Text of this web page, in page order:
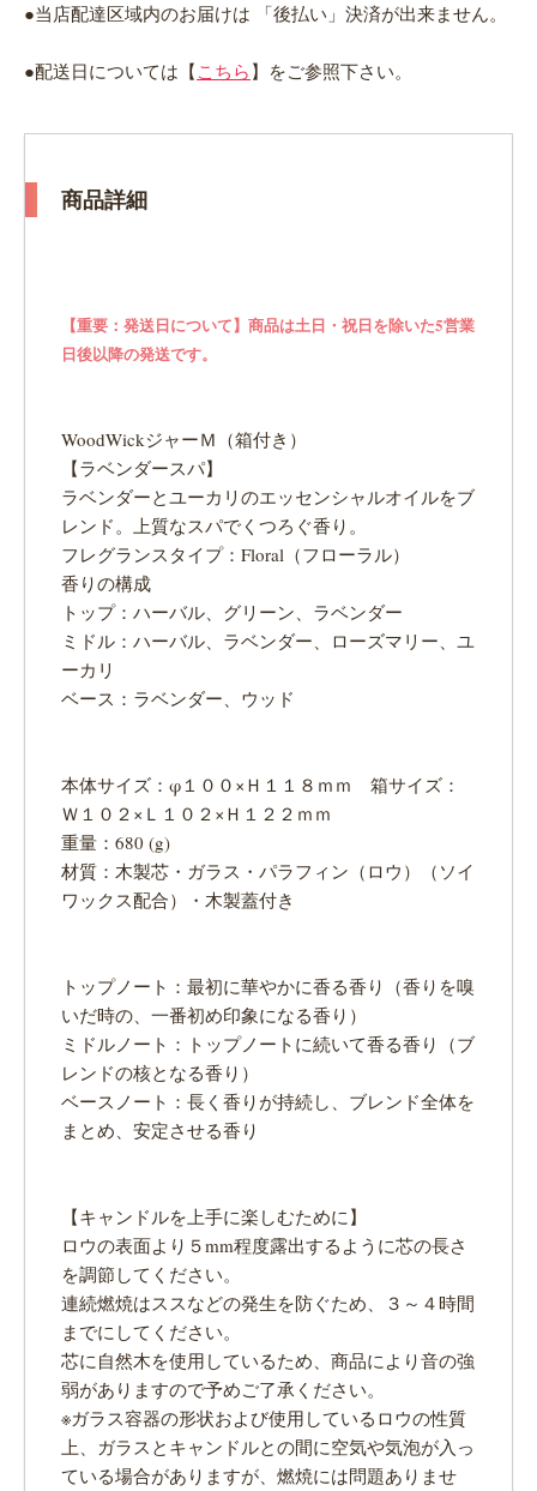
●当店配達区域内のお届けは 「後払い」決済が出来ません。
●配送日については【 こちら 】をご参照下さい。
商品詳細
【重要：発送日について】商品は土日・祝日を除いた5営業
日後以降の発送です。
WoodWickジャーＭ（箱付き）
【ラベンダースパ】
ラベンダーとユーカリのエッセンシャルオイルをブ
レンド。上質なスパでくつろぐ香り。
フレグランスタイプ：Floral（フローラル）
香りの構成
トップ：ハーバル、グリーン、ラベンダー
ミドル：ハーバル、ラベンダー、ローズマリー、ユ
ーカリ
ベース：ラベンダー、ウッド
本体サイズ：φ１００×Ｈ１１８ｍｍ 箱サイズ：
Ｗ１０２×Ｌ１０２×Ｈ１２２ｍｍ
重量：680 (g)
材質：木製芯・ガラス・パラフィン（ロウ）（ソイ
ワックス配合）・木製蓋付き
トップノート：最初に華やかに香る香り（香りを嗅
いだ時の、一番初め印象になる香り）
ミドルノート：トップノートに続いて香る香り（ブ
レンドの核となる香り）
ベースノート：長く香りが持続し、ブレンド全体を
まとめ、安定させる香り
【キャンドルを上手に楽しむために】
ロウの表面より５mm程度露出するように芯の長さ
を調節してください。
連続燃焼はススなどの発生を防ぐため、３～４時間
までにしてください。
芯に自然木を使用しているため、商品により音の強
弱がありますので予めご了承ください。
※ガラス容器の形状および使用しているロウの性質
上、ガラスとキャンドルとの間に空気や気泡が入っ
ている場合がありますが、燃焼には問題ありませ